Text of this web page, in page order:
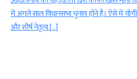
में अगले साल विधानसभा चुनाव होने हैं। ऐसे में योगी
और शीर्ष नेतृत्व […]